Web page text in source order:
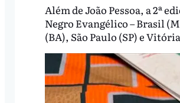
Além de João Pessoa, a 2ª
Negro Evangélico – Brasil
(BA), São Paulo (SP) e